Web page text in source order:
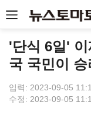
'단식 6일'
국 국민이
입력: 2023-09-05
수정: 2023-09-05